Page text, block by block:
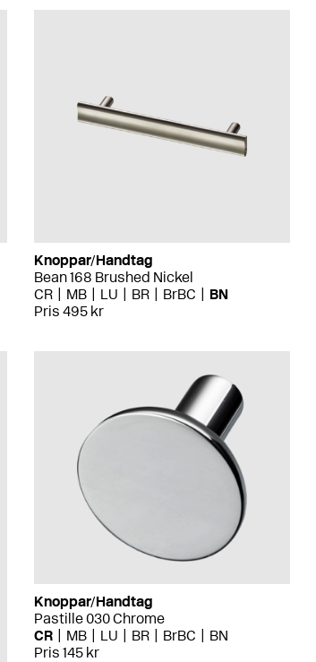
Knoppar/Handtag
Bean 168 Brushed Nickel
CR
MB LU BR BrBC
BN
Pris 495 kr
Knoppar/Handtag
Pastille 030 Chrome
CR
MB LU BR BrBC
BN
Pris 145 kr